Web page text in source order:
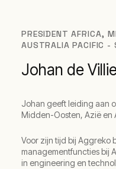
PRESIDENT AFRICA,
AUSTRALIA PACIFIC
Johan de
Johan geeft leiding aan
Midden-Oosten, Azië en
Voor zijn tijd bij Aggreko
managementfuncties bij
in engineering en